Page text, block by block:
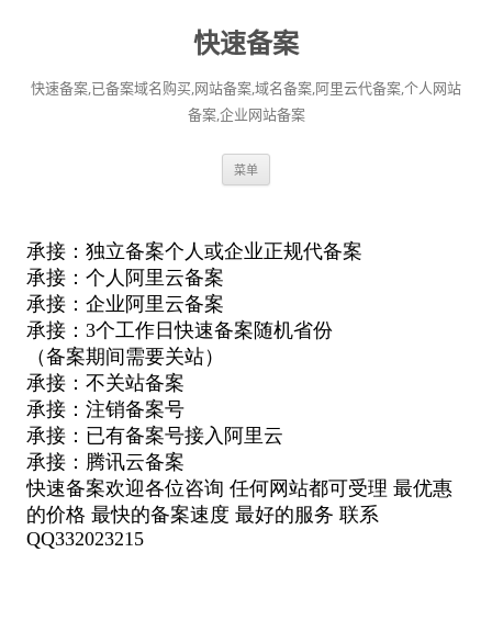
快速备案
快速备案,已备案域名购买,网站备案,域名备案,阿里云代备案,个人网站
备案,企业网站备案
菜单